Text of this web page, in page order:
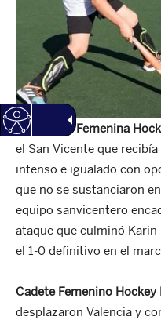
1ª División Femenina
el San Vicente que
intenso e igualado con
que no se sustanciaron
equipo sanvicentero
ataque que culminó
el 1-0 definitivo en el
Cadete Femenino Hockey
desplazaron Valencia y